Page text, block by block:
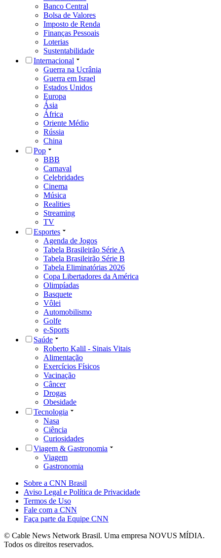
Banco Central
Bolsa de Valores
Imposto de Renda
Finanças Pessoais
Loterias
Sustentabilidade
Internacional
Guerra na Ucrânia
Guerra em Israel
Estados Unidos
Europa
Ásia
África
Oriente Médio
Rússia
China
Pop
BBB
Carnaval
Celebridades
Cinema
Música
Realities
Streaming
TV
Esportes
Agenda de Jogos
Tabela Brasileirão Série A
Tabela Brasileirão Série B
Tabela Eliminatórias 2026
Copa Libertadores da América
Olimpíadas
Basquete
Vôlei
Automobilismo
Golfe
e-Sports
Saúde
Roberto Kalil - Sinais Vitais
Alimentação
Exercícios Físicos
Vacinação
Câncer
Drogas
Obesidade
Tecnologia
Nasa
Ciência
Curiosidades
Viagem & Gastronomia
Viagem
Gastronomia
Sobre a CNN Brasil
Aviso Legal e Política de Privacidade
Termos de Uso
Fale com a CNN
Faça parte da Equipe CNN
© Cable News Network Brasil. Uma empresa NOVUS MÍDIA.
Todos os direitos reservados.